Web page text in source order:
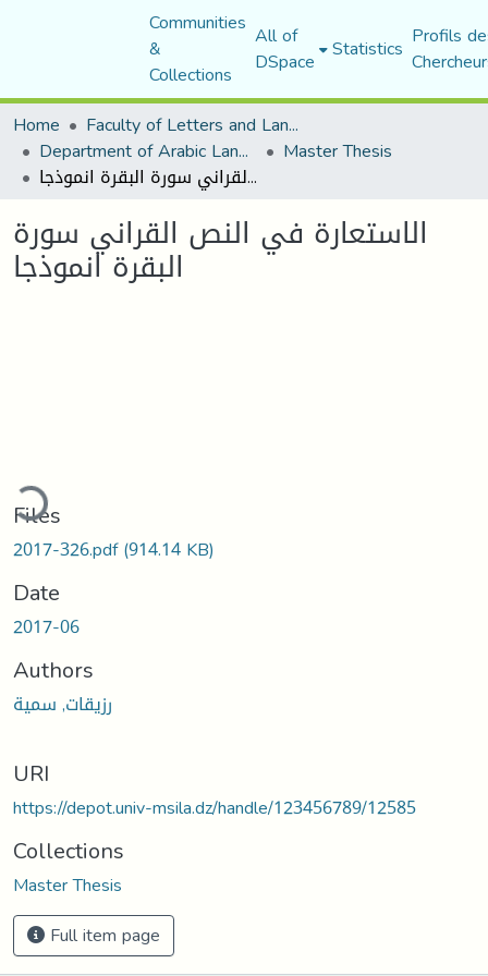
Communities
&
Collections
All of
DSpace Statistics Profils
Home
Faculty of Letters and Languages
Department of Arabic Language and Literature Master Thesis
الاستعارة في النص القراني سورة البقرة انموذجا
الاستعارة في النص القراني سورة
البقرة انموذجا
Files
2017-326.pdf(914.14 KB)
Date
2017-06
Authors
رزيقات, سمية
URI
https://depot.univ-msila.dz/handle/123456789/12585
Collections
Master Thesis
Full item page